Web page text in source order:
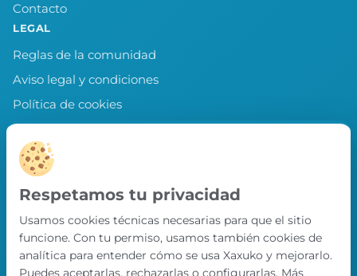
Contacto
LEGAL
Reglas de la comunidad
Aviso legal y condiciones
Política de cookies
Política de privacidad
Preferencias de cookies
LLEVA XAXUKO CONTIGO
Chollos, misiones y recompensas desde
nuestra APP.
PRÓXIMAMENTE EN
App Store
Respetamos tu privacidad
Usamos cookies técnicas necesarias para que el sitio
funcione. Con tu permiso, usamos también cookies de
analítica para entender cómo se usa Xaxuko y mejorarlo.
Puedes aceptarlas, rechazarlas o configurarlas. Más